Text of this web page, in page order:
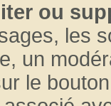
ou
les
un
le